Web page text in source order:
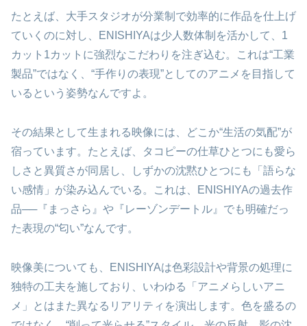
たとえば、大手スタジオが分業制で効率的に作品を仕上げ
ていくのに対し、ENISHIYAは少人数体制を活かして、1
カット1カットに強烈なこだわりを注ぎ込む。これは“工業
製品”ではなく、“手作りの表現”としてのアニメを目指して
いるという姿勢なんですよ。
その結果として生まれる映像には、どこか“生活の気配”が
宿っています。たとえば、タコピーの仕草ひとつにも愛ら
しさと異質さが同居し、しずかの沈黙ひとつにも「語らな
い感情」が染み込んでいる。これは、ENISHIYAの過去作
品──『まっさら』や『レーゾンデートル』でも明確だっ
た表現の“匂い”なんです。
映像美についても、ENISHIYAは色彩設計や背景の処理に
独特の工夫を施しており、いわゆる「アニメらしいアニ
メ」とはまた異なるリアリティを演出します。色を盛るの